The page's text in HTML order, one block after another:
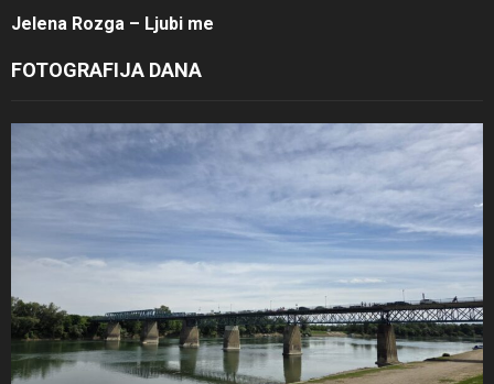
Jelena Rozga – Ljubi me
FOTOGRAFIJA DANA